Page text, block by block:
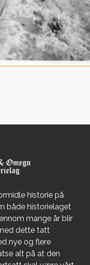
historie på
både historielaget
mange år blir
dette tatt
nye og flere
alt på at den